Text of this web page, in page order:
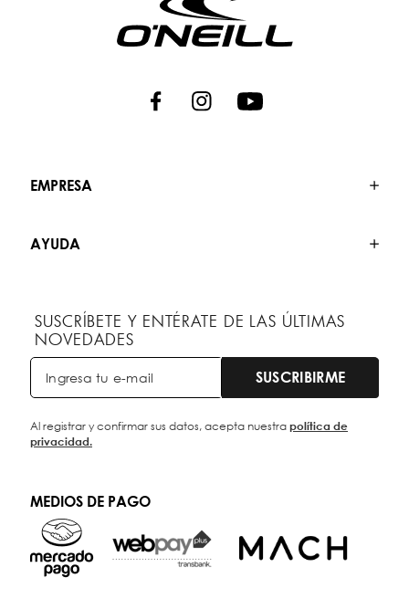
EMPRESA
AYUDA
SUSCRÍBETE Y ENTÉRATE DE LAS ÚLTIMAS
NOVEDADES
SUSCRIBIRME
Al registrar y confirmar sus datos, acepta nuestrapolítica de
privacidad.
MEDIOS DE PAGO